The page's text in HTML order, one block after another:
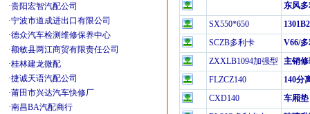
·贵阳宏智汽配公司
·宁波市道成进出口有限公司
·德众汽车检测维修保养中心
·额敏县两江商贸有限责任公司
·桂林建龙微配
·捷诚天语汽配公司
·莆田市兴达汽车快修厂
·南昌BA汽配商行
东风
SX550*650
SCZB多利卡
V66/多
ZXXLB1094加强型
主销修
FLZCZ140
140分
CXD140
车厢垫